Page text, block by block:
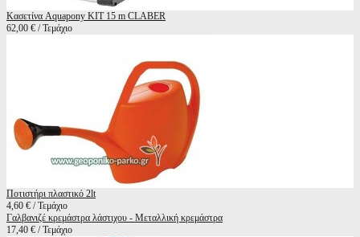
Κασετίνα Aquapony KIT 15 m CLABER
62,00 € / Τεμάχιο
Ποτιστήρι πλαστικό 2lt
4,60 € / Τεμάχιο
Γαλβανιζέ κρεμάστρα λάστιχου - Μεταλλική κρεμάστρα
17,40 € / Τεμάχιο